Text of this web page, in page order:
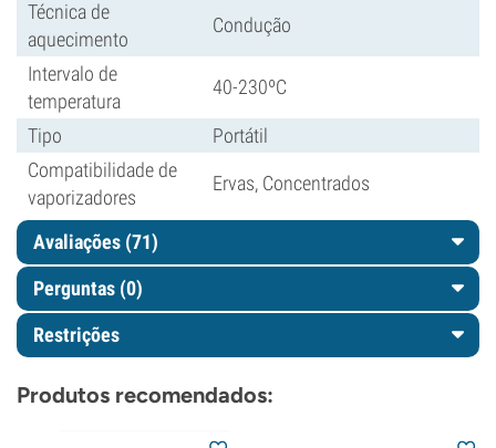
Técnica de
aquecimento
Condução
Intervalo de
temperatura
40-230ºC
Tipo
Portátil
Compatibilidade de
vaporizadores
Ervas, Concentrados
Avaliações (71)
Perguntas (0)
Restrições
Produtos recomendados: